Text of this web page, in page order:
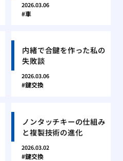
2026.03.06
車
内緒で合鍵を作った私の
失敗談
2026.03.06
鍵交換
ノンタッチキーの仕組み
と複製技術の進化
2026.03.02
鍵交換